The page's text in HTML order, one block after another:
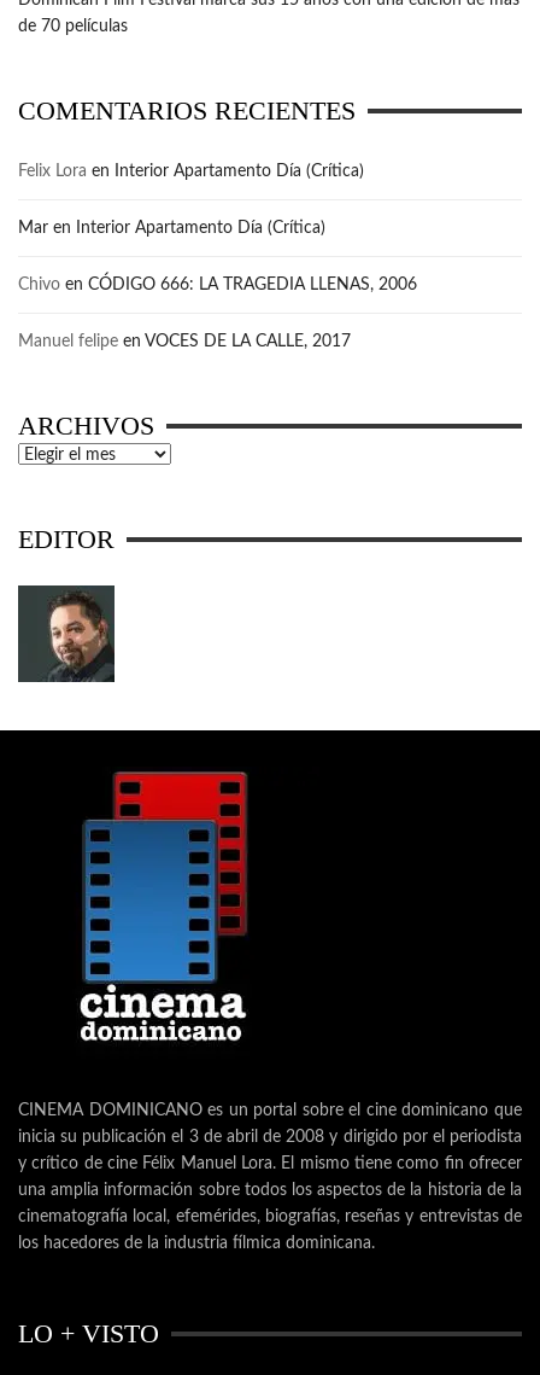
de 70 películas
COMENTARIOS RECIENTES
Felix Lora en Interior Apartamento Día (Crítica)
Mar en Interior Apartamento Día (Crítica)
Chivo en CÓDIGO 666: LA TRAGEDIA LLENAS, 2006
Manuel felipe en VOCES DE LA CALLE, 2017
ARCHIVOS
Archivos
EDITOR
CINEMA DOMINICANO es un portal sobre el cine dominicano que
inicia su publicación el 3 de abril de 2008 y dirigido por el periodista
y crítico de cine Félix Manuel Lora. El mismo tiene como fin ofrecer
una amplia información sobre todos los aspectos de la historia de la
cinematografía local, efemérides, biografías, reseñas y entrevistas de
los hacedores de la industria fílmica dominicana.
LO + VISTO